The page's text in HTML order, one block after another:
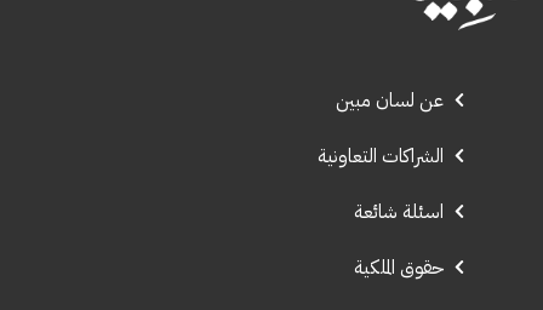
عن لسان مبين
الشراكات التعاونية
اسئلة شائعة
حقوق الملكية